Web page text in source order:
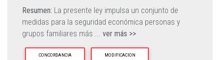
Resumen: La presente ley impulsa un conjunto de
medidas para la seguridad económica personas y
grupos familiares más ... ver más >>
CONCORDANCIA MODIFICACION